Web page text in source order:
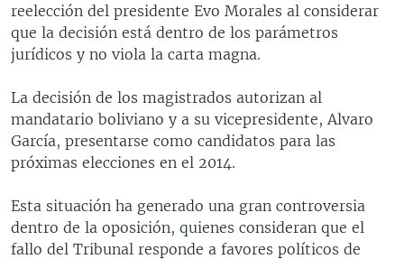
DEPORTIVO INTERNACIONAL
NOTA ECONÓMICA
Idiomas
reelección del presidente Evo Morales al considerar
que la decisión está dentro de los parámetros
jurídicos y no viola la carta magna.
La decisión de los magistrados autorizan al
mandatario boliviano y a su vicepresidente, Alvaro
García, presentarse como candidatos para las
próximas elecciones en el 2014.
Esta situación ha generado una gran controversia
dentro de la oposición, quienes consideran que el
fallo del Tribunal responde a favores políticos de